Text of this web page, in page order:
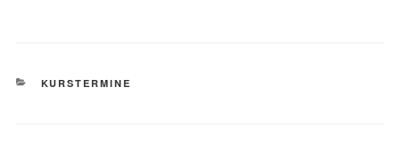
KATEGORIEN
KURSTERMINE